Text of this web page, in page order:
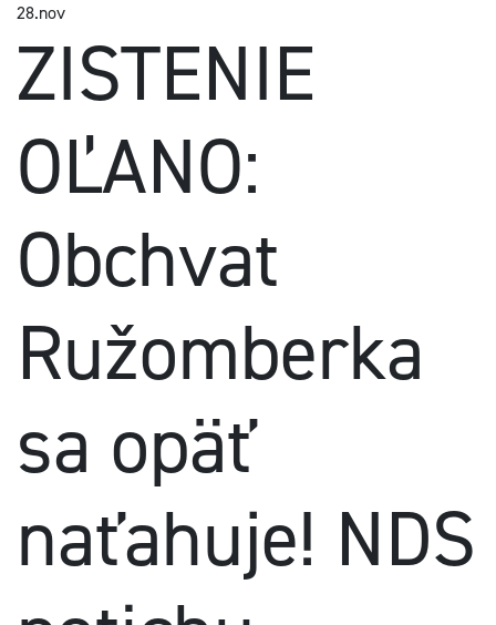
28.nov
ZISTENIE
OĽANO:
Obchvat
Ružomberka
sa opäť
naťahuje! NDS